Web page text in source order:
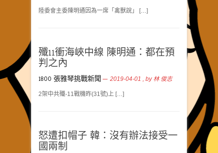
陸委會主委陳明通因為一席「禽獸說」 […]
殲11衝海峽中線 陳明通：都在預
判之內
1800 張雅琴挑戰新聞 2019-04-01 , by 林 俊志
2架中共殲-11戰機昨(31號)上 […]
怒遭扣帽子 韓：沒有辦法接受一
國兩制